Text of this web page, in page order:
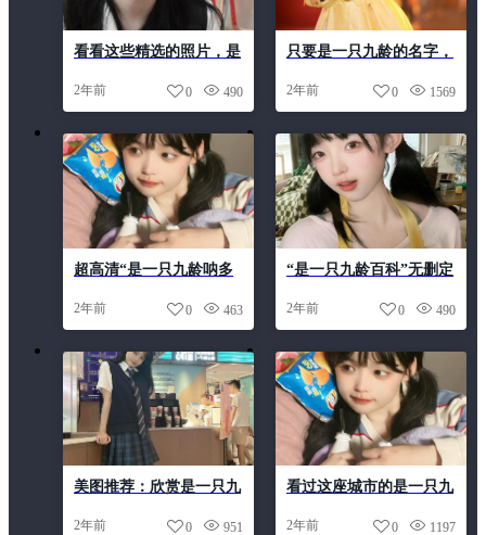
看看这些精选的照片，是
果分享
2年前 490
0
只要是一只九龄的名字，
2年前 1569
0
超高清“是一只九龄呐多
2年前 463
0
“是一只九龄百科”无删定
藏
2年前 490
0
美图推荐：欣赏是一只九
2年前 951
0
看过这座城市的是一只九
2年前 1197
0